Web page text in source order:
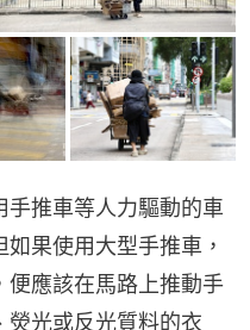
手推車等人力驅動的車
果使用大型手推車，
便應該在馬路上推動手
熒光或反光質料的衣